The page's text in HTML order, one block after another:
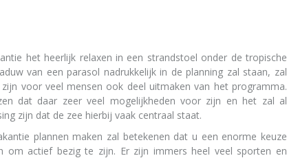
het heerlijk relaxen in een strandstoel onder de tropische
van een parasol nadrukkelijk in de planning zal staan, zal
zijn voor veel mensen ook deel uitmaken van het programma.
dat daar zeer veel mogelijkheden voor zijn en het zal al
zijn dat de zee hierbij vaak centraal staat.
plannen maken zal betekenen dat u een enorme keuze
om actief bezig te zijn. Er zijn immers heel veel sporten en